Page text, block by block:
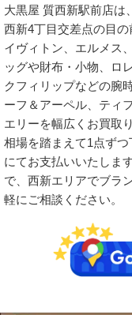
大黒屋 質西新駅前店は
西新4丁目交差点の目
イヴィトン、エルメス
ッグや財布・小物、ロ
クフィリップなどの腕
ーフ＆アーペル、ティ
エリーを幅広くお買取
相場を踏まえて1点ず
にてお支払いいたしま
で、西新エリアでブラ
軽にご相談ください。